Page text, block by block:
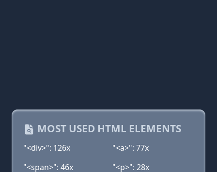
MOST USED HTML ELEMENTS
"<div>": 126x
"<a>": 77x
"<span>": 46x
"<p>": 28x